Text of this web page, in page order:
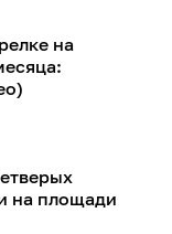
на
на площади